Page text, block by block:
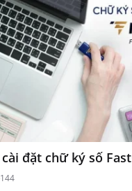
đặt chữ ký số
144